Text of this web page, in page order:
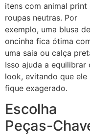
itens com animal print
roupas neutras. Por
exemplo, uma blusa de
oncinha fica ótima
uma saia ou calça
Isso ajuda a equilibrar
look, evitando que ele
fique exagerado.
Escolha
Peças-